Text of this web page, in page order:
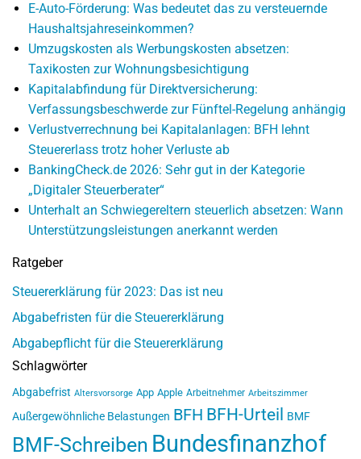
E-Auto-Förderung: Was bedeutet das zu versteuernde
Haushaltsjahreseinkommen?
Umzugskosten als Werbungskosten absetzen:
Taxikosten zur Wohnungsbesichtigung
Kapitalabfindung für Direktversicherung:
Verfassungsbeschwerde zur Fünftel-Regelung anhängig
Verlustverrechnung bei Kapitalanlagen: BFH lehnt
Steuererlass trotz hoher Verluste ab
BankingCheck.de 2026: Sehr gut in der Kategorie
„Digitaler Steuerberater“
Unterhalt an Schwiegereltern steuerlich absetzen: Wann
Unterstützungsleistungen anerkannt werden
Ratgeber
Steuererklärung für 2023: Das ist neu
Abgabefristen für die Steuererklärung
Abgabepflicht für die Steuererklärung
Schlagwörter
Abgabefrist Altersvorsorge App Apple Arbeitnehmer Arbeitszimmer
Außergewöhnliche Belastungen BFH BFH-Urteil BMF
BMF-Schreiben Bundesfinanzhof